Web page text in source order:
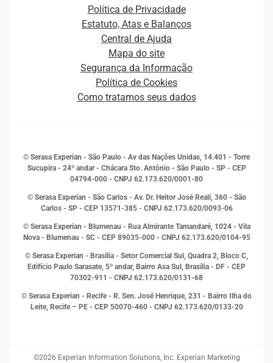
Plataformas e Motores de decisão
Curso Gratuito de Saúde Financeira
Empreendedorismo
Estudos e Pesquisas
Inovação e Tecnologia
Leis e impostos
Marketing
Open Finance
Proteção de Dados
Sustentabilidade Corporativa
Distribuidores e representantes
Estrutura Organizacional
Sala de Imprensa
Política de Privacidade
Estatuto, Atas e Balanços
Central de Ajuda
Mapa do site
Segurança da Informação
Política de Cookies
Como tratamos seus dados
© Serasa Experian - São Paulo - Av das Nações Unidas, 14.401 - Torre
Sucupira - 24º andar - Chácara Sto. Antônio - São Paulo - SP - CEP
04794-000 - CNPJ 62.173.620/0001-80
© Serasa Experian - São Carlos - Av. Dr. Heitor José Reali, 360 - São
Carlos - SP - CEP 13571-385 - CNPJ 62.173.620/0093-06
© Serasa Experian - Blumenau - Rua Almirante Tamandaré, 1024 - Vila
Nova - Blumenau - SC - CEP 89035-000 - CNPJ 62.173.620/0104-95
© Serasa Experian - Brasília - Setor Comercial Sul, Quadra 2, Bloco C,
Edifício Paulo Sarasate, 5º andar, Bairro Asa Sul, Brasília - DF - CEP
70302-911 - CNPJ 62.173.620/0131-68
© Serasa Experian - Recife - R. Sen. José Henrique, 231 - Bairro Ilha do
Leite, Recife – PE - CEP 50070-460 - CNPJ 62.173.620/0133-20
©2026 Experian Information Solutions, Inc. Experian Marketing